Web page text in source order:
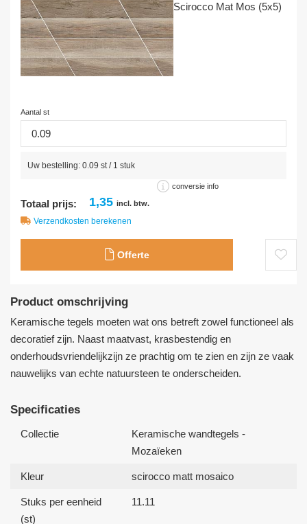
Scirocco Mat Mos (5x5)
Aantal st
Uw bestelling: 0.09 st / 1 stuk
conversie info
Totaal prijs: 1,35 incl. btw.
Verzendkosten berekenen
Offerte
Product omschrijving
Keramische tegels moeten wat ons betreft zowel functioneel als
decoratief zijn. Naast maatvast, krasbestendig en
onderhoudsvriendelijkzijn ze prachtig om te zien en zijn ze vaak
nauwelijks van echte natuursteen te onderscheiden.
Specificaties
Collectie
Keramische wandtegels -
Mozaïeken
Kleur scirocco matt mosaico
Stuks per eenheid
(st)
11.11